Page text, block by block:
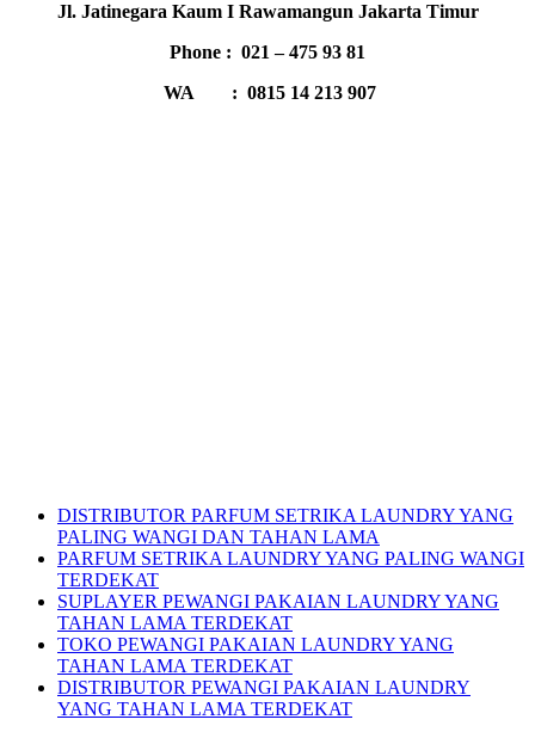
Jl. Jatinegara Kaum I Rawamangun Jakarta Timur
Phone : 021 – 475 93 81
WA : 0815 14 213 907
DISTRIBUTOR PARFUM SETRIKA LAUNDRY YANG
PALING WANGI DAN TAHAN LAMA
PARFUM SETRIKA LAUNDRY YANG PALING WANGI
TERDEKAT
SUPLAYER PEWANGI PAKAIAN LAUNDRY YANG
TAHAN LAMA TERDEKAT
TOKO PEWANGI PAKAIAN LAUNDRY YANG
TAHAN LAMA TERDEKAT
DISTRIBUTOR PEWANGI PAKAIAN LAUNDRY
YANG TAHAN LAMA TERDEKAT